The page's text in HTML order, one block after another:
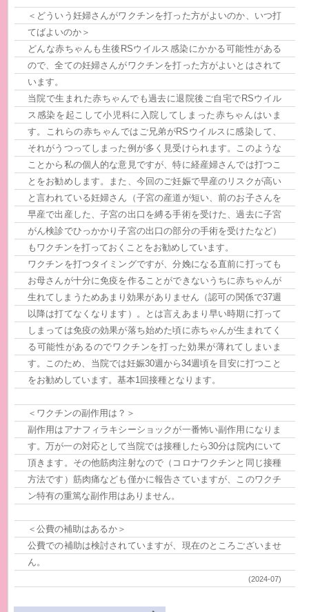
＜どういう妊婦さんがワクチンを打った方がよいのか、いつ打
てばよいのか＞
どんな赤ちゃんも生後RSウイルス感染にかかる可能性がある
ので、全ての妊婦さんがワクチンを打った方がよいとはされて
います。
当院で生まれた赤ちゃんでも過去に退院後ご自宅でRSウイル
ス感染を起こして小児科に入院してしまった赤ちゃんはいま
す。これらの赤ちゃんではご兄弟がRSウイルスに感染して、
それがうつってしまった例が多く見受けられます。このような
ことから私の個人的な意見ですが、特に経産婦さんでは打つこ
とをお勧めします。また、今回のご妊娠で早産のリスクが高い
と言われている妊婦さん（子宮の産道が短い、前のお子さんを
早産で出産した、子宮の出口を縛る手術を受けた、過去に子宮
がん検診でひっかかり子宮の出口の部分の手術を受けたなど）
もワクチンを打っておくことをお勧めしています。
ワクチンを打つタイミングですが、分娩になる直前に打っても
お母さんが十分に免疫を作ることができないうちに赤ちゃんが
生れてしまうためあまり効果がありません（認可の関係で37週
以降は打てなくなります）。とは言えあまり早い時期に打って
しまっては免疫の効果が落ち始めた頃に赤ちゃんが生まれてく
る可能性があるのでワクチンを打った効果が薄れてしまいま
す。このため、当院では妊娠30週から34週頃を目安に打つこと
をお勧めしています。基本1回接種となります。
＜ワクチンの副作用は？＞
副作用はアナフィラキシーショックが一番怖い副作用になりま
す。万が一の対応として当院では接種したら30分は院内にいて
頂きます。その他筋肉注射なので（コロナワクチンと同じ接種
方法です）筋肉痛なども僅かに報告さていますが、このワクチ
ン特有の重篤な副作用はありません。
＜公費の補助はあるか＞
公費での補助は検討されていますが、現在のところございませ
ん。
(2024-07)